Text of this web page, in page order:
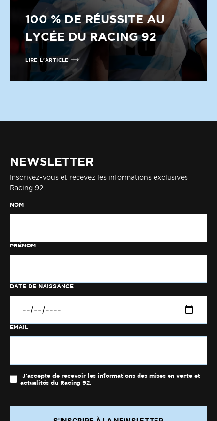
100 % DE RÉUSSITE AU
LYCÉE DU RACING 92
LIRE L'ARTICLE
NEWSLETTER
Inscrivez-vous et recevez les informations exclusives
Racing 92
NOM
PRÉNOM
DATE DE NAISSANCE
EMAIL
J'accepte de recevoir les informations des mises en vente et
actualités du Racing 92.